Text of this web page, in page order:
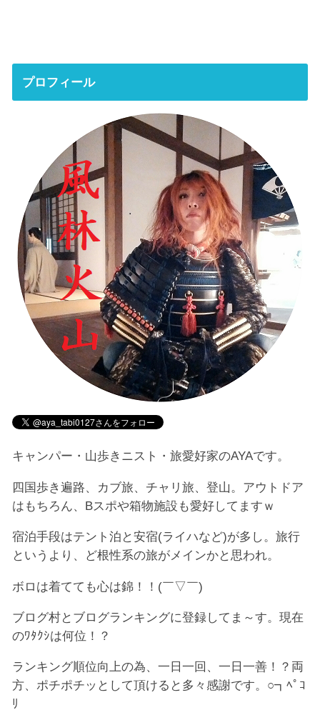
プロフィール
キャンパー・山歩きニスト・旅愛好家のAYAです。
四国歩き遍路、カブ旅、チャリ旅、登山。アウトドア
はもちろん、Bスポや箱物施設も愛好してますｗ
宿泊手段はテント泊と安宿(ライハなど)が多し。旅行
というより、ど根性系の旅がメインかと思われ。
ボロは着てても心は錦！！(￣▽￣)
ブログ村とブログランキングに登録してま～す。現在
のﾜﾀｸｼは何位！？
ランキング順位向上の為、一日一回、一日一善！？両
方、ポチポチッとして頂けると多々感謝です。○┓ﾍﾟｺ
ﾘ